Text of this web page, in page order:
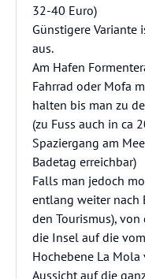
32-40 Euro)
Günstigere Variante
aus.
Am Hafen
Fahrrad oder Mofa
halten bis man zu
(zu Fuss auch in ca
Spaziergang am
Badetag erreichbar)
Falls man jedoch
entlang weiter nach
den Tourismus),
die Insel auf die
Hochebene La
Aussicht auf die